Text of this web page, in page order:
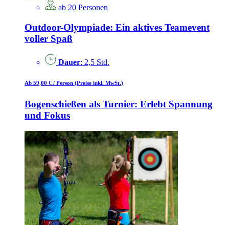
ab 20 Personen
Outdoor-Olympiade: Ein aktives Teamevent
voller Spaß
Dauer: 2,5 Std.
Ab 59,00 € / Person (Preise inkl. MwSt.)
Bogenschießen als Turnier: Erlebt Spannung
und Fokus